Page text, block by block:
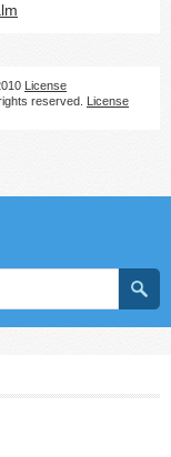
License
reserved. License